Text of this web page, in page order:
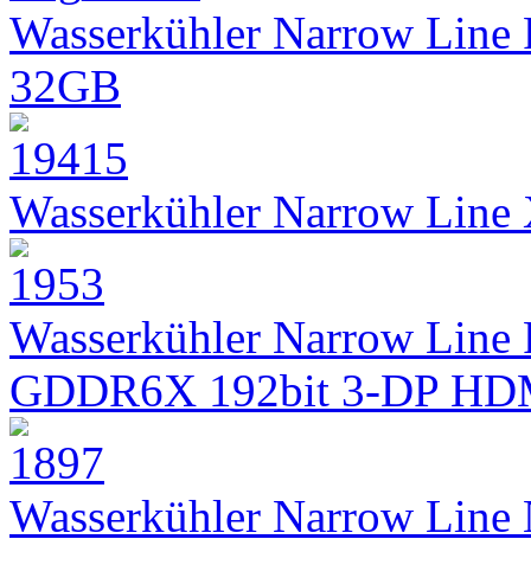
Wasserkühler Narrow
32GB
Wasserkühler Narrow
Wasserkühler Narrow Line
GDDR6X 192bit 3-DP
Wasserkühler Narrow